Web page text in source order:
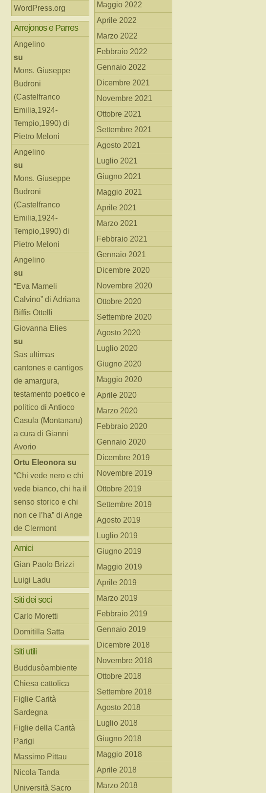
WordPress.org
Arrejonos e Parres
Angelino
su
Mons. Giuseppe
Budroni
(Castelfranco
Emilia,1924-
Tempio,1990) di
Pietro Meloni
Angelino
su
Mons. Giuseppe
Budroni
(Castelfranco
Emilia,1924-
Tempio,1990) di
Pietro Meloni
Angelino
su
“Eva Mameli
Calvino” di Adriana
Biffis Ottelli
Giovanna Elies
su
Sas ultimas
cantones e cantigos
de amargura,
testamento poetico e
politico di Antioco
Casula (Montanaru)
a cura di Gianni
Avorio
Ortu Eleonora su
“Chi vede nero e chi
vede bianco, chi ha il
senso storico e chi
non ce l’ha” di Ange
de Clermont
Amici
Gian Paolo Brizzi
Luigi Ladu
Siti dei soci
Carlo Moretti
Domitilla Satta
Siti utili
Buddusòambiente
Chiesa cattolica
Figlie Carità
Sardegna
Figlie della Carità
Parigi
Massimo Pittau
Nicola Tanda
Università Sacro
Maggio 2022
Aprile 2022
Marzo 2022
Febbraio 2022
Gennaio 2022
Dicembre 2021
Novembre 2021
Ottobre 2021
Settembre 2021
Agosto 2021
Luglio 2021
Giugno 2021
Maggio 2021
Aprile 2021
Marzo 2021
Febbraio 2021
Gennaio 2021
Dicembre 2020
Novembre 2020
Ottobre 2020
Settembre 2020
Agosto 2020
Luglio 2020
Giugno 2020
Maggio 2020
Aprile 2020
Marzo 2020
Febbraio 2020
Gennaio 2020
Dicembre 2019
Novembre 2019
Ottobre 2019
Settembre 2019
Agosto 2019
Luglio 2019
Giugno 2019
Maggio 2019
Aprile 2019
Marzo 2019
Febbraio 2019
Gennaio 2019
Dicembre 2018
Novembre 2018
Ottobre 2018
Settembre 2018
Agosto 2018
Luglio 2018
Giugno 2018
Maggio 2018
Aprile 2018
Marzo 2018